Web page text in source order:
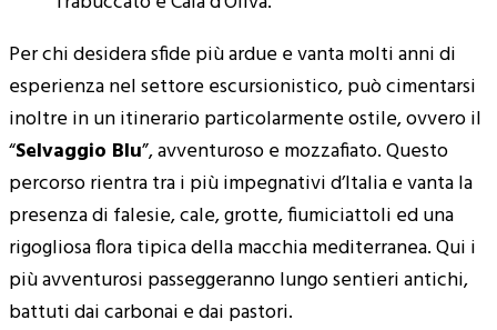
Per chi desidera sfide più ardue e vanta molti anni di
esperienza nel settore escursionistico, può cimentarsi
inoltre in un itinerario particolarmente ostile, ovvero il
“Selvaggio Blu”, avventuroso e mozzafiato. Questo
percorso rientra tra i più impegnativi d’Italia e vanta la
presenza di falesie, cale, grotte, fiumiciattoli ed una
rigogliosa flora tipica della macchia mediterranea. Qui i
più avventurosi passeggeranno lungo sentieri antichi,
battuti dai carbonai e dai pastori.